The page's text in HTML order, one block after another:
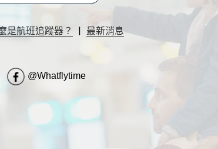
是航班追蹤器？ | 最新消息
@Whatflytime